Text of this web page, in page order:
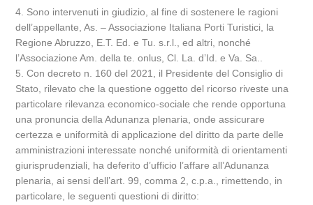
4. Sono intervenuti in giudizio, al fine di sostenere le ragioni
dell’appellante, As. – Associazione Italiana Porti Turistici, la
Regione Abruzzo, E.T. Ed. e Tu. s.r.l., ed altri, nonché
l’Associazione Am. della te. onlus, Cl. La. d’Id. e Va. Sa..
5. Con decreto n. 160 del 2021, il Presidente del Consiglio di
Stato, rilevato che la questione oggetto del ricorso riveste una
particolare rilevanza economico-sociale che rende opportuna
una pronuncia della Adunanza plenaria, onde assicurare
certezza e uniformità di applicazione del diritto da parte delle
amministrazioni interessate nonché uniformità di orientamenti
giurisprudenziali, ha deferito d’ufficio l’affare all’Adunanza
plenaria, ai sensi dell’art. 99, comma 2, c.p.a., rimettendo, in
particolare, le seguenti questioni di diritto: